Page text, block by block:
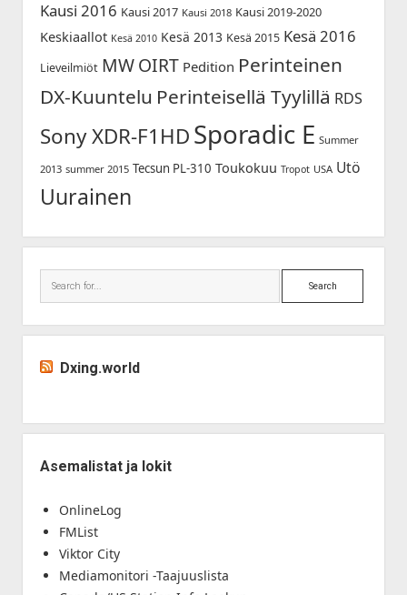
Kausi 2016 Kausi 2017 Kausi 2018 Kausi 2019-2020
Keskiaallot Kesä 2010 Kesä 2013 Kesä 2015 Kesä 2016
Lieveilmiöt MW OIRT Pedition Perinteinen
DX-Kuuntelu Perinteisellä Tyylillä RDS
Sony XDR-F1HDSporadic E Summer
2013 summer 2015 Tecsun PL-310 Toukokuu Tropot USA Utö
Uurainen
Search
Dxing.world
Asemalistat ja lokit
OnlineLog
FMList
Viktor City
Mediamonitori -Taajuuslista